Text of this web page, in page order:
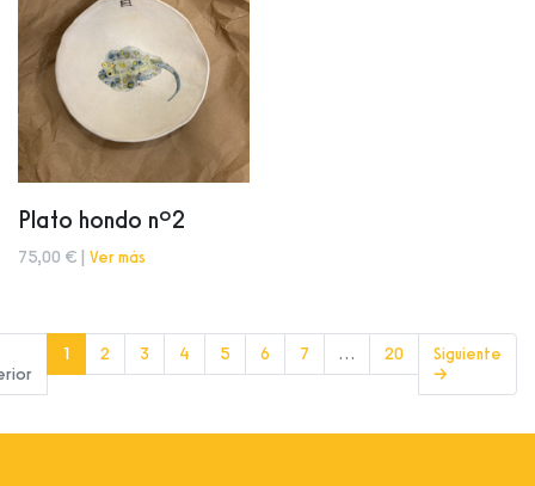
Plato hondo nº2
75,00 € | Ver más
1 (current)
2 3 4 5 6 7 … 20
Siguiente
→